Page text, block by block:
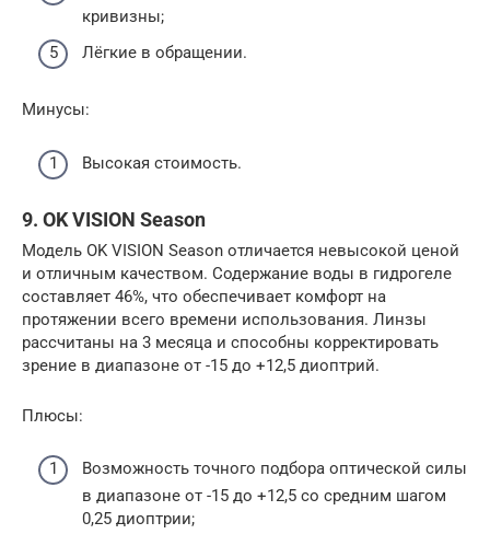
кривизны;
Лёгкие в обращении.
Минусы:
Высокая стоимость.
9. OK VISION Season
Модель OK VISION Season отличается невысокой ценой
и отличным качеством. Содержание воды в гидрогеле
составляет 46%, что обеспечивает комфорт на
протяжении всего времени использования. Линзы
рассчитаны на 3 месяца и способны корректировать
зрение в диапазоне от -15 до +12,5 диоптрий.
Плюсы:
Возможность точного подбора оптической силы
в диапазоне от -15 до +12,5 со средним шагом
0,25 диоптрии;